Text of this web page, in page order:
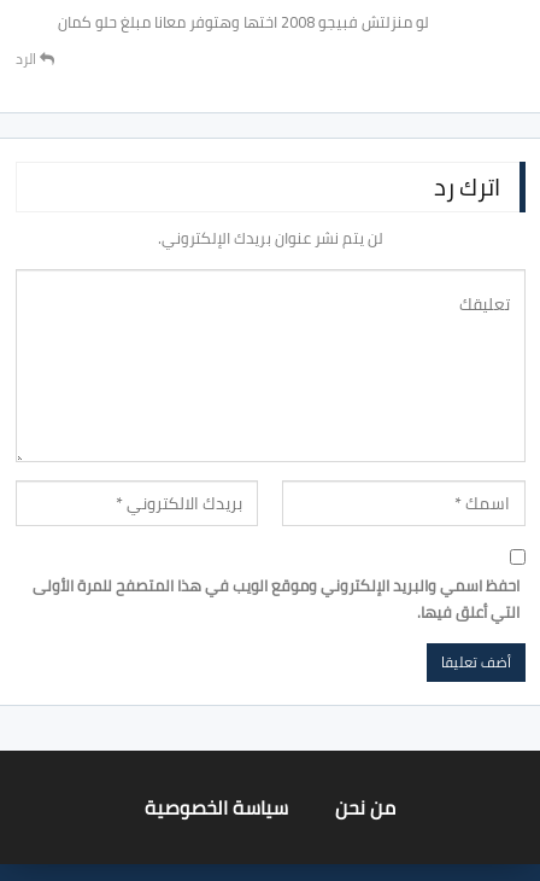
لو منزلتش فبيجو 2008 اختها وهتوفر معانا مبلغ حلو كمان
الرد
اترك رد
لن يتم نشر عنوان بريدك الإلكتروني.
احفظ اسمي والبريد الإلكتروني وموقع الويب في هذا المتصفح للمرة الأولى
التي أعلق فيها.
من نحن سياسة الخصوصية